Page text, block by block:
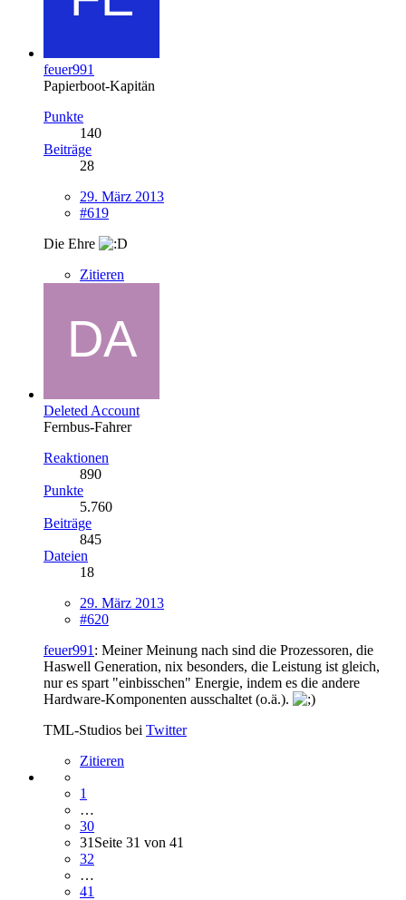
feuer991
Papierboot-Kapitän
Punkte
140
Beiträge
28
29. März 2013
#619
Die Ehre
Zitieren
Deleted Account
Fernbus-Fahrer
Reaktionen
890
Punkte
5.760
Beiträge
845
Dateien
18
29. März 2013
#620
feuer991 : Meiner Meinung nach sind die Prozessoren, die
Haswell Generation, nix besonders, die Leistung ist gleich,
nur es spart "einbisschen" Energie, indem es die andere
Hardware-Komponenten ausschaltet (o.ä.).
TML-Studios bei Twitter
Zitieren
1
…
30
31 Seite 31 von 41
32
…
41